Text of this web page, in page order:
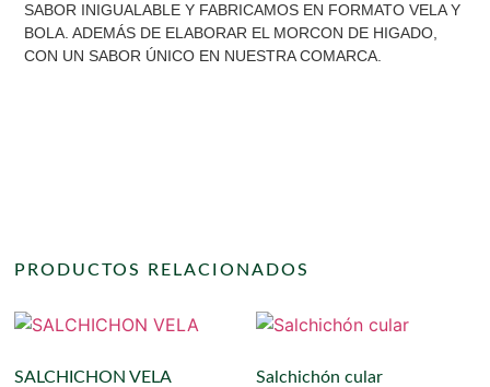
SABOR INIGUALABLE Y FABRICAMOS EN FORMATO VELA Y
BOLA. ADEMÁS DE ELABORAR EL MORCON DE HIGADO,
CON UN SABOR ÚNICO EN NUESTRA COMARCA.
PRODUCTOS RELACIONADOS
SALCHICHON VELA
Salchichón cular